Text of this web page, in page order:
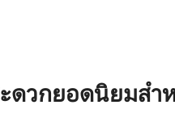
ก) จากหาดแม่รำพึงที่
ยบสงบ จากบ้าน คุณสามารถ
ดวกยอดนิยมสำ